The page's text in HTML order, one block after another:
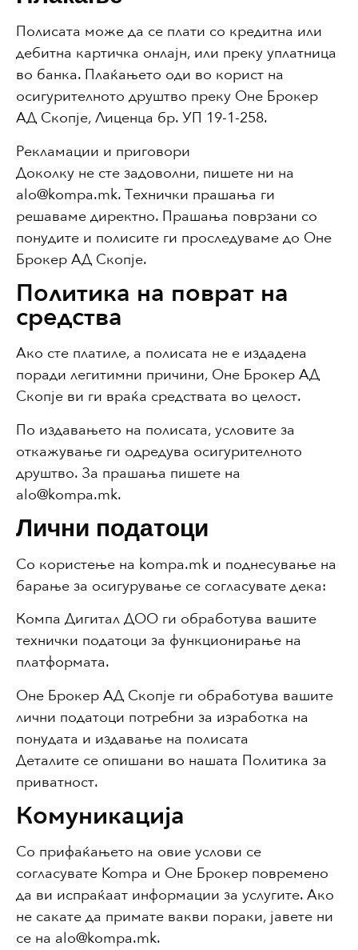
Полисата може да се плати со кредитна или
дебитна картичка онлајн, или преку уплатница
во банка. Плаќањето оди во корист на
осигурителното друштво преку Оне Брокер
АД Скопје, Лиценца бр. УП 19-1-258.
Рекламации и приговори
Доколку не сте задоволни, пишете ни на
alo@kompa.mk. Технички прашања ги
решаваме директно. Прашања поврзани со
понудите и полисите ги проследуваме до Оне
Брокер АД Скопје.
Политика на поврат на
средства
Ако сте платиле, а полисата не е издадена
поради легитимни причини, Оне Брокер АД
Скопје ви ги враќа средствата во целост.
По издавањето на полисата, условите за
откажување ги одредува осигурителното
друштво. За прашања пишете на
alo@kompa.mk.
Лични податоци
Со користење на kompa.mk и поднесување на
барање за осигурување се согласувате дека:
Компа Дигитал ДОО ги обработува вашите
технички податоци за функционирање на
платформата.
Оне Брокер АД Скопје ги обработува вашите
лични податоци потребни за изработка на
понудата и издавање на полисата
Деталите се опишани во нашата Политика за
приватност.
Комуникација
Со прифаќањето на овие услови се
согласувате Kompa и Оне Брокер повремено
да ви испраќаат информации за услугите. Ако
не сакате да примате вакви пораки, јавете ни
се на alo@kompa.mk.